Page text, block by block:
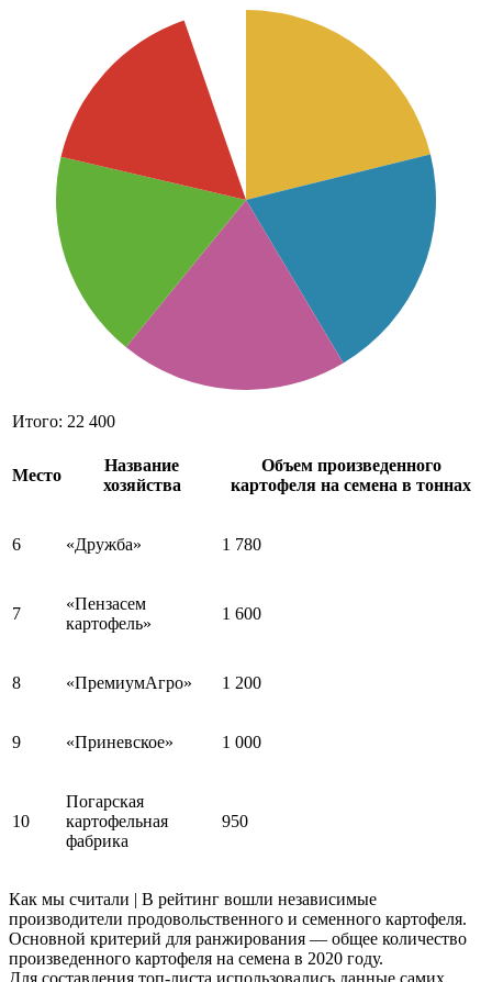
Итого: 22 400
Место
Название
хозяйства
Объем произведенного
картофеля на семена в тоннах
6 «Дружба» 1 780
7
«Пензасем
картофель»
1 600
8 «ПремиумАгро» 1 200
9 «Приневское» 1 000
10
Погарская
картофельная
фабрика
950
Как мы считали | В рейтинг вошли независимые
производители продовольственного и семенного картофеля.
Основной критерий для ранжирования — общее количество
произведенного картофеля на семена в 2020 году.
Для составления топ-листа использовались данные самих